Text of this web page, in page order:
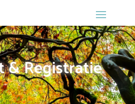
Registratie